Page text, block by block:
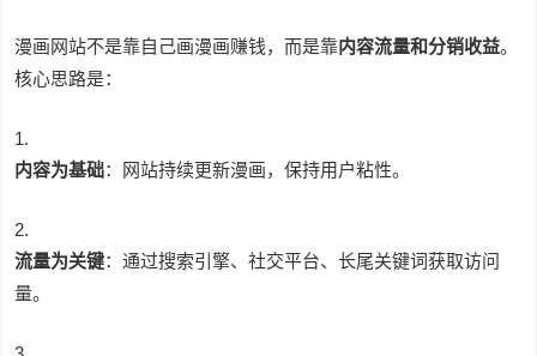
漫画网站不是靠自己画漫画赚钱，而是靠内容流量和分销收益。
核心思路是：
内容为基础：网站持续更新漫画，保持用户粘性。
流量为关键：通过搜索引擎、社交平台、长尾关键词获取访问
量。